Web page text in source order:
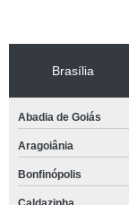
Brasília
Abadia de Goiás
Aragoiânia
Bonfinópolis